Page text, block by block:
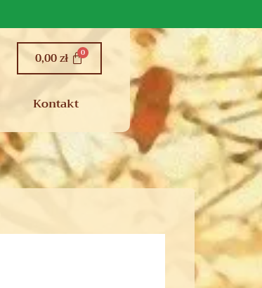
0,00zł
Kontakt